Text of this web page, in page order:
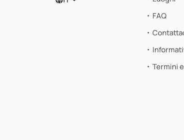
FAQ
Termini